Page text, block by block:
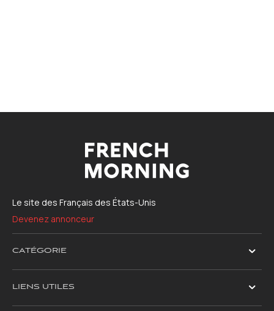
Le site des Français des États-Unis
Devenez annonceur
CATÉGORIE
LIENS UTILES